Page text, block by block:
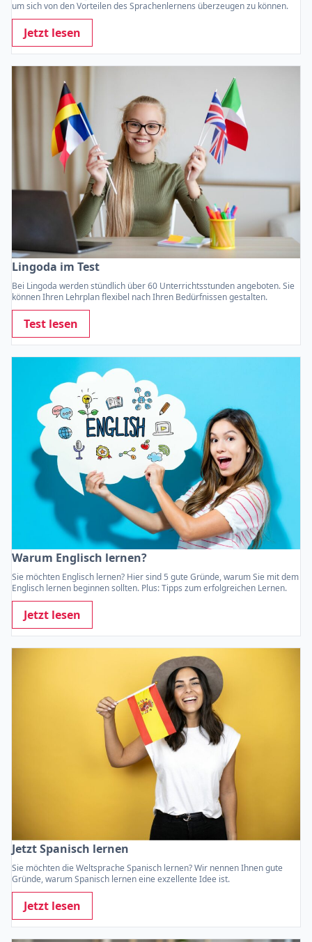
um sich von den Vorteilen des Sprachenlernens überzeugen zu können.
Jetzt lesen
Lingoda im Test
Bei Lingoda werden stündlich über 60 Unterrichtsstunden angeboten. Sie
können Ihren Lehrplan flexibel nach Ihren Bedürfnissen gestalten.
Test lesen
Warum Englisch lernen?
Sie möchten Englisch lernen? Hier sind 5 gute Gründe, warum Sie mit dem
Englisch lernen beginnen sollten. Plus: Tipps zum erfolgreichen Lernen.
Jetzt lesen
Jetzt Spanisch lernen
Sie möchten die Weltsprache Spanisch lernen? Wir nennen Ihnen gute
Gründe, warum Spanisch lernen eine exzellente Idee ist.
Jetzt lesen